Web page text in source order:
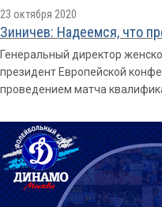
23 октября 2020
Зиничев: Надеемся, что
Генеральный директор
президент Европейской
проведением матча